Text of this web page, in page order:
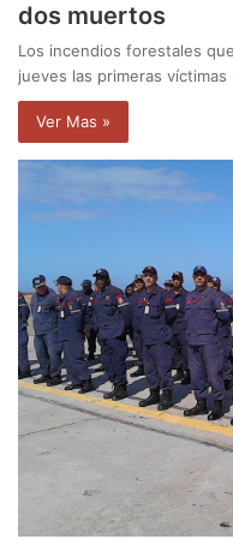
dos muertos
Los incendios forestales
jueves las primeras
Ver Mas »